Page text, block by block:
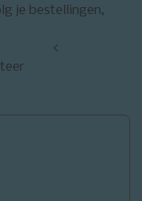
je bestellingen,
<